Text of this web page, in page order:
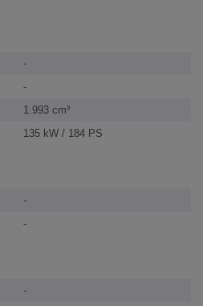
-
-
1.993 cm³
135 kW / 184 PS
-
-
-